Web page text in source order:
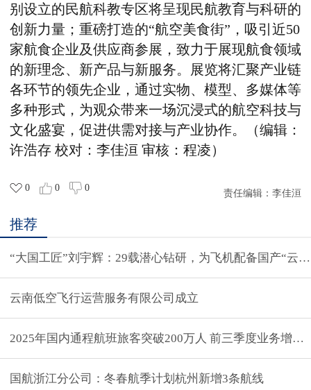
别设立的民航科教专区将呈现民航教育与科研的
创新力量；重磅打造的“航空美食街”，吸引近50
家航食企业及供应商参展，致力于展现航食领域
的新理念、新产品与新服务。展览将汇聚产业链
各环节的领先企业，通过实物、模型、多媒体等
多种形式，为观众带来一场沉浸式的航空科技与
文化盛宴，促进供需对接与产业协作。（编辑：
许浩存 校对：李佳洹 审核：程凌）
0 0 0
责任编辑： 李佳洹
推荐
“大国工匠”刘宇辉：29载潜心钻研，为飞机配备国产“云
云南低空飞行运营服务有限公司成立
2025年国内通程航班旅客突破200万人 前三季度业务增长
国航浙江分公司：冬春航季计划杭州新增3条航线